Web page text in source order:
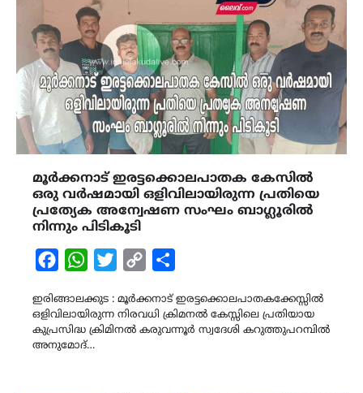
മൂർക്കനാട് ഇരട്ടക്കൊലപാതക കേസിൽ
ഒരു വർഷമായി ഒളിവിലായിരുന്ന പ്രതിയെ
പ്രത്യേക അന്വേഷണ സംഘം ബാഗ്ലൂരിൽ
നിന്നും പിടികൂടി
FacebookWhatsAppTwitterCopy
ഇരിങ്ങാലക്കുട : മൂർക്കനാട് ഇരട്ടക്കൊലപാതകക്കേസ്സിൽ
ഒളിവിലായിരുന്ന നിരവധി ക്രിമനൽ കേസ്സിലെ പ്രതിയായ
കുപ്രസിദ്ധ ക്രിമിനൽ കരുവന്നൂർ സ്വദേശി കറുത്തുപറമ്പിൽ
അനുമോദ്…